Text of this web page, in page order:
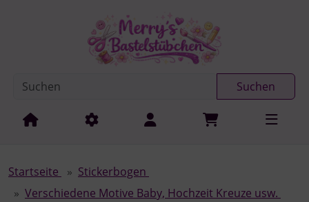
Springe zur Navigation
Suchen
Startseite
Stickerbogen
Verschiedene Motive Baby, Hochzeit Kreuze usw.